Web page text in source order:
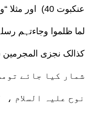
عنکبوت 40) اور
لما ظلموا وجاءتہم
شمار کیا جائے
نوح علیہ السلام ،